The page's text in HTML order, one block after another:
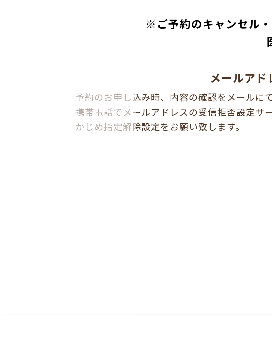
※ご予約のキャンセル・
メールアド
予約のお申し込み時、内容の確認をメールに
携帯電話でメールアドレスの受信拒否設定サ
かじめ指定解除設定をお願い致します。